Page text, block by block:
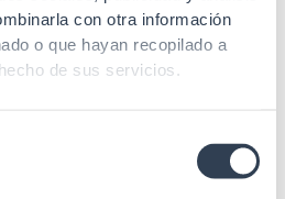
con otra información
o que hayan recopilado a
de sus servicios.
Monomodo 9/125 ?
SC-APC